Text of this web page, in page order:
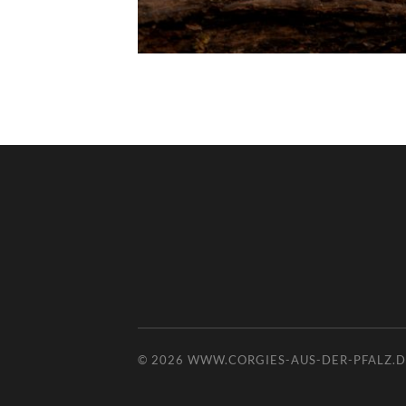
© 2026 WWW.CORGIES-AUS-DER-